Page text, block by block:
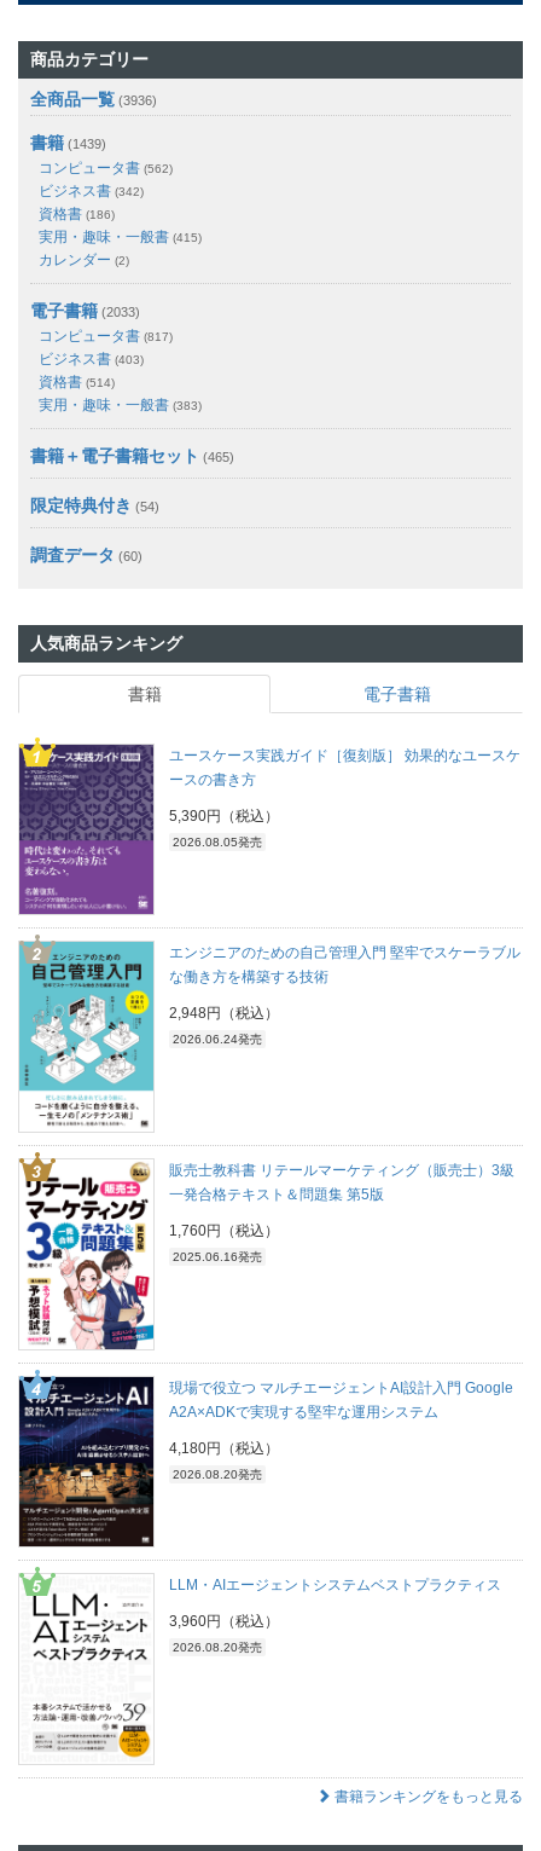
商品カテゴリー
全商品一覧 (3936)
書籍 (1439)
コンピュータ書 (562)
ビジネス書 (342)
資格書 (186)
実用・趣味・一般書 (415)
カレンダー (2)
電子書籍 (2033)
コンピュータ書 (817)
ビジネス書 (403)
資格書 (514)
実用・趣味・一般書 (383)
書籍＋電子書籍セット (465)
限定特典付き (54)
調査データ (60)
人気商品ランキング
書籍 電子書籍
ユースケース実践ガイド［復刻版］ 効果的なユースケ
ースの書き方
5,390円（税込）
2026.08.05発売
エンジニアのための自己管理入門 堅牢でスケーラブル
な働き方を構築する技術
2,948円（税込）
2026.06.24発売
販売士教科書 リテールマーケティング（販売士）3級
一発合格テキスト＆問題集 第5版
1,760円（税込）
2025.06.16発売
現場で役立つ マルチエージェントAI設計入門 Google
A2A×ADKで実現する堅牢な運用システム
4,180円（税込）
2026.08.20発売
LLM・AIエージェントシステムベストプラクティス
3,960円（税込）
2026.08.20発売
書籍ランキングをもっと見る